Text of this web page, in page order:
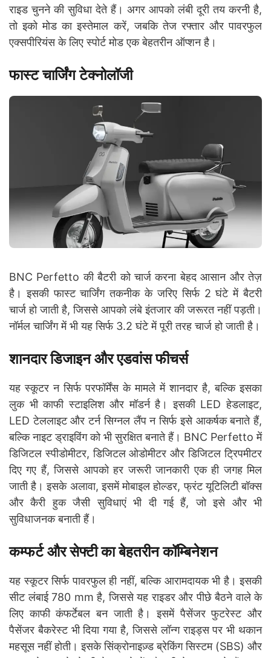
राइड चुनने की सुविधा देते हैं। अगर आपको लंबी दूरी तय करनी है,
तो इको मोड का इस्तेमाल करें, जबकि तेज रफ्तार और पावरफुल
एक्सपीरियंस के लिए स्पोर्ट मोड एक बेहतरीन ऑप्शन है।
फास्ट चार्जिंग टेक्नोलॉजी
BNC Perfetto की बैटरी को चार्ज करना बेहद आसान और तेज़
है। इसकी फास्ट चार्जिंग तकनीक के जरिए सिर्फ 2 घंटे में बैटरी
चार्ज हो जाती है, जिससे आपको लंबे इंतजार की जरूरत नहीं पड़ती।
नॉर्मल चार्जिंग में भी यह सिर्फ 3.2 घंटे में पूरी तरह चार्ज हो जाती है।
शानदार डिजाइन और एडवांस फीचर्स
यह स्कूटर न सिर्फ परफॉर्मेंस के मामले में शानदार है, बल्कि इसका
लुक भी काफी स्टाइलिश और मॉडर्न है। इसकी LED हेडलाइट,
LED टेललाइट और टर्न सिग्नल लैंप न सिर्फ इसे आकर्षक बनाते हैं,
बल्कि नाइट ड्राइविंग को भी सुरक्षित बनाते हैं। BNC Perfetto में
डिजिटल स्पीडोमीटर, डिजिटल ओडोमीटर और डिजिटल ट्रिपमीटर
दिए गए हैं, जिससे आपको हर जरूरी जानकारी एक ही जगह मिल
जाती है। इसके अलावा, इसमें मोबाइल होल्डर, फ्रंट यूटिलिटी बॉक्स
और कैरी हुक जैसी सुविधाएं भी दी गई हैं, जो इसे और भी
सुविधाजनक बनाती हैं।
कम्फर्ट और सेफ्टी का बेहतरीन कॉम्बिनेशन
यह स्कूटर सिर्फ पावरफुल ही नहीं, बल्कि आरामदायक भी है। इसकी
सीट लंबाई 780 mm है, जिससे यह राइडर और पीछे बैठने वाले के
लिए काफी कंफर्टेबल बन जाती है। इसमें पैसेंजर फुटरेस्ट और
पैसेंजर बैकरेस्ट भी दिया गया है, जिससे लॉन्ग राइड्स पर भी थकान
महसूस नहीं होती। इसके सिंक्रोनाइज़्ड ब्रेकिंग सिस्टम (SBS) और